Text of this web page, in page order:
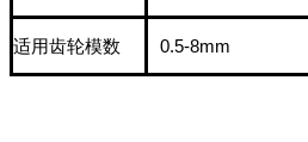
适用齿轮模数 0.5-8mm